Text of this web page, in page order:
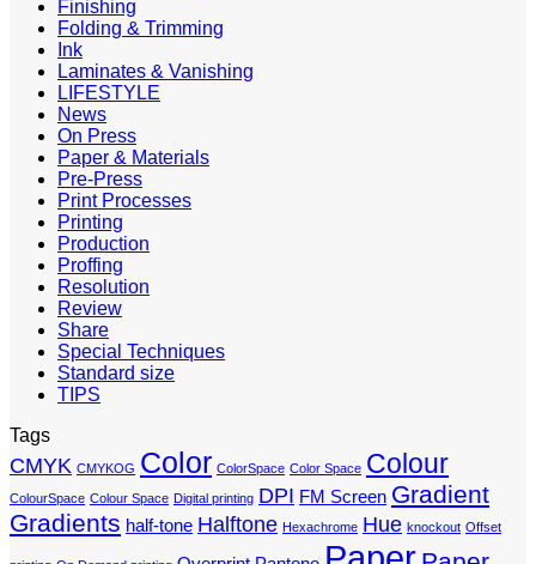
Finishing
Folding & Trimming
Ink
Laminates & Vanishing
LIFESTYLE
News
On Press
Paper & Materials
Pre-Press
Print Processes
Printing
Production
Proffing
Resolution
Review
Share
Special Techniques
Standard size
TIPS
Tags
CMYK CMYKOG Color ColorSpace Color Space Colour
ColourSpace Colour Space Digital printing DPI FM Screen Gradient
Gradients half-tone Halftone Hexachrome Hue knockout Offset